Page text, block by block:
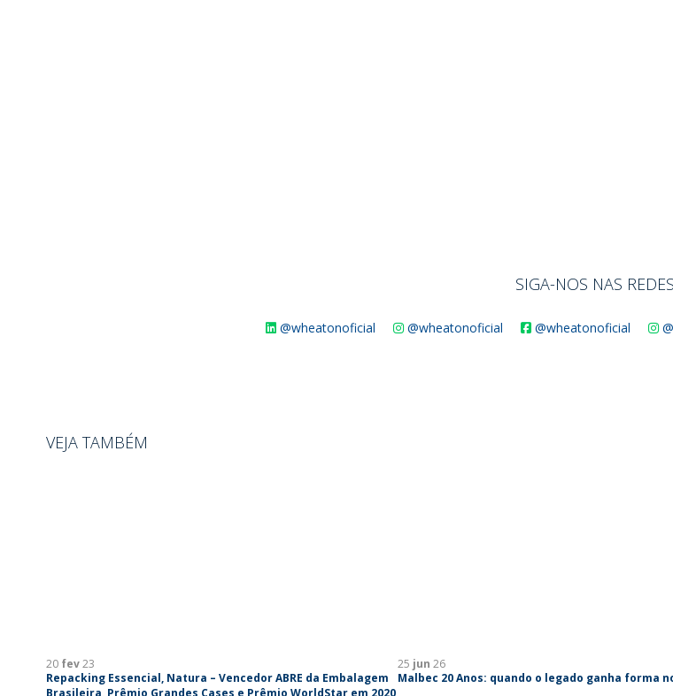
SIGA-NOS NAS REDES
@wheatonoficial @wheatonoficial @wheatonoficial
VEJA TAMBÉM
20 fev23
Repacking Essencial, Natura – Vencedor ABRE da Embalagem
Brasileira, Prêmio Grandes Cases e Prêmio WorldStar em 2020
25 jun 26
Malbec 20 Anos: quando o legado ganha forma